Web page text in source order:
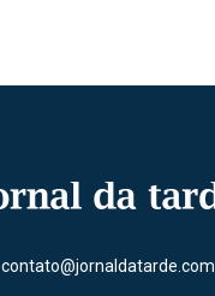
contato@jornaldatarde.com